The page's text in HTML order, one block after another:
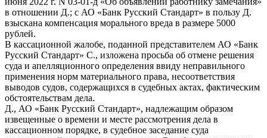
в отношении Д.; с АО «Банк Русский Стандарт» в пользу Д.
взыскана компенсация морального вреда в размере 5000
рублей.
В кассационной жалобе, поданной представителем АО «Банк
Русский Стандарт» С., изложена просьба об отмене решения
суда и апелляционного определения ввиду неправильного
применения норм материального права, несоответствия
выводов судов, содержащихся в судебных актах, фактическим
обстоятельствам дела.
Д., АО «Банк Русский Стандарт», надлежащим образом
извещенные о времени и месте рассмотрения дела в
кассационном порядке, в судебное заседание суда